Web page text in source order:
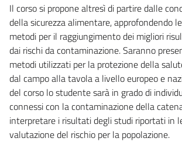
Il corso si propone altresì di partire dalle
della sicurezza alimentare, approfondendo
metodi per il raggiungimento dei migliori
dai rischi da contaminazione. Saranno
metodi utilizzati per la protezione della
dal campo alla tavola a livello europeo e
del corso lo studente sarà in grado di
connessi con la contaminazione della
interpretare i risultati degli studi riportati in
valutazione del rischio per la popolazione.